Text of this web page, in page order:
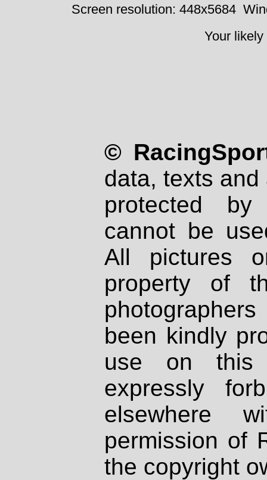
Screen resolution: 448x5684
Your
©
data, texts
protected
cannot be
All pictures
property of
been kindly
use on
expressly
elsewhere
permission of
the copyright